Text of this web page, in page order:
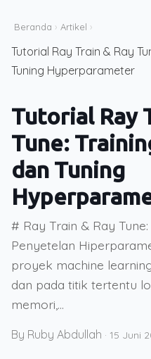
Beranda › Artikel ›
Tutorial Ray Train & Ray
Tuning Hyperparameter
Tutorial Ray
Tune:
dan Tuning
# Ray Train & Ray
Penyetelan
proyek machine
dan pada titik tertentu
memori,...
By Ruby Abdullah · 15 Juni